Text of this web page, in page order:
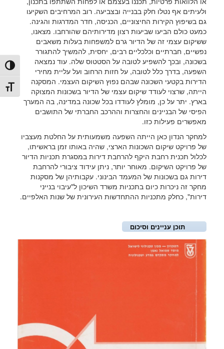
מתג
ולעיתים אף נטלו חלק בבנייה ובצביעה. רוב המרחיבים השקיעו
גם בשיפוץ הקירות החיצוניים, הכניסה, חדר המדרגות והגינה.
כמעט כולם הביעו שביעות רצון מדירותיהם שהורחבו. מצאנו,
ששיקום עצמי זה של הדיור גרם למשפחות בעלות משאבים
נפשיים, חברתיים וכלכליים רבים, יחסית, להמשיך להתגורר
בשכונה, ובכך להשפיע לטובה על הסטטוס שלה. עוד נמצאה
השפעה, בדרך כלל לטובה, על חזות הרחוב ועל עליית מחירי
הדירות בקטעי השכונה שבהם נפוץ השיקום העצמי. המסקנה
הייתה, שרצוי לעודד שיקום עצמי של הדיור בשכונות המצוקה
בארץ. יתר על כן, מומלץ לעודדו בכל שכונה במדינה, בה המערך
הפיסי של הבניינים והחצרות וההרכב החברתי של התושבים
מאפשרים פעילות כזו.
למחקר הנדון כאן הייתה השפעה משמעותית על החלטת מעצביו
של פרויקט שיקום השכונות הארצי, שהיה באותו זמן בראשיתו,
לכלול תכנית רחבת היקף להרחבת דירות במסגרת תכניות הדיור
של פרויקט השיקום. מאוחר יותר, ניתן עידוד ציבורי להרחבת
דירות גם בשכונות של המעמד הבינוני. עקבותיהן של מסקנות
מחקר זה ניכרות כיום בתכניות משרד השיכון ל"עיבוי בנייני
דירות", כחלק מתכניות ההתחדשות העירונית של שנות האלפיים.
תוכן עניינים וסיכום